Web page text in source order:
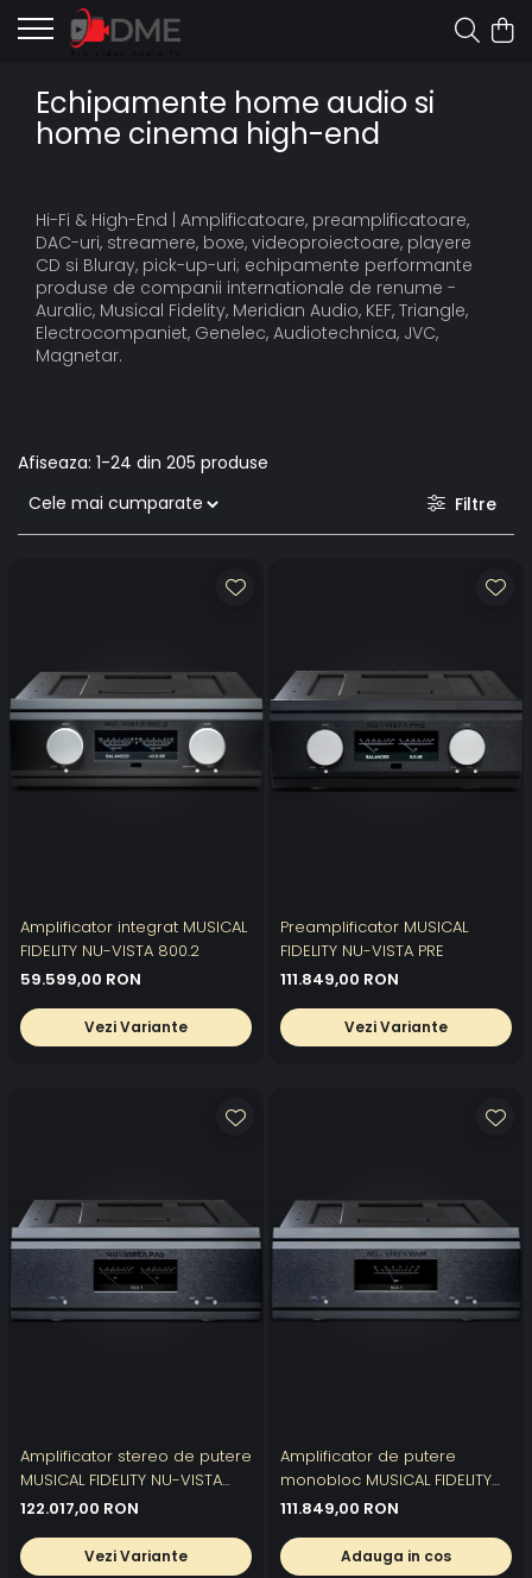
Echipamente home audio si
home cinema high-end
Hi-Fi & High-End | Amplificatoare, preamplificatoare,
DAC-uri, streamere, boxe, videoproiectoare, playere
CD si Bluray, pick-up-uri; echipamente performante
produse de companii internationale de renume -
Auralic, Musical Fidelity, Meridian Audio, KEF, Triangle,
Electrocompaniet, Genelec, Audiotechnica, JVC,
Magnetar.
Afiseaza: 1-24 din 205 produse
Filtre
Amplificator integrat MUSICAL
FIDELITY NU-VISTA 800.2
59.599,00 RON
Vezi Variante
Preamplificator MUSICAL
FIDELITY NU-VISTA PRE
111.849,00 RON
Vezi Variante
Amplificator stereo de putere
MUSICAL FIDELITY NU-VISTA
PAS
122.017,00 RON
Vezi Variante
Amplificator de putere
monobloc MUSICAL FIDELITY
NU-VISTA PAM
111.849,00 RON
Adauga in cos